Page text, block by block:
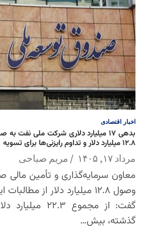
اخبار اقتصادی
بدهی ۱۷ میلیارد دلاری شرکت ملی
۱۲.۸ میلیارد دلار و تداوم رایزنی‌ها برای تسویه
مرداد ۱۷, ۱۴۰۵ مریم صباحی
معاون سرمایه‌گذاری و تأمین مالی
وصول ۱۲.۸ میلیارد دلار از
گفت: از مجموع
گذشته، بیش…